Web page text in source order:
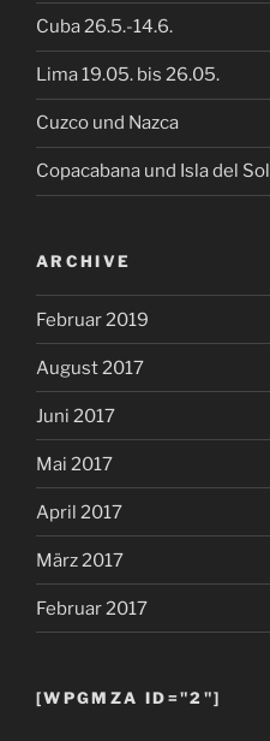
Cuba 26.5.-14.6.
Lima 19.05. bis 26.05.
Cuzco und Nazca
Copacabana und Isla del Sol
ARCHIVE
Februar 2019
August 2017
Juni 2017
Mai 2017
April 2017
März 2017
Februar 2017
[WPGMZA ID="2"]